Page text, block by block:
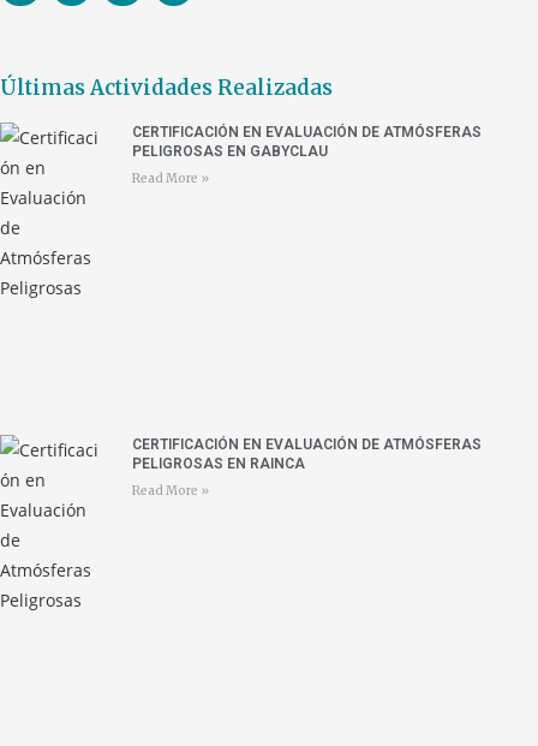
Últimas Actividades Realizadas
CERTIFICACIÓN EN EVALUACIÓN DE ATMÓSFERAS
PELIGROSAS EN GABYCLAU
Read More »
CERTIFICACIÓN EN EVALUACIÓN DE ATMÓSFERAS
PELIGROSAS EN RAINCA
Read More »